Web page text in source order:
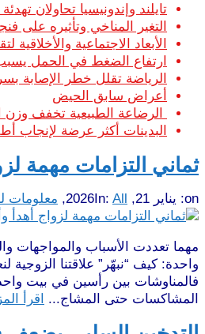
تايلند وإندونيسيا تحاولان
التغير المناخي وتأثيره على
الأبعاد الاجتماعية
ارتفاع الضغط في الحمل
الرياضة تقلل خطر الإصابة
أعراض سابق الحيض
الرضاعة الطبيعية تخفف وزن
البدينات أكثر عرضة لإنجاب
ثماني التزامات مهمة
on: يناير 21, 2026 In: All
, معلومات
مهما تعددت الأسباب والمواجهات
واحدة: كيف “نبهّر” علاقتنا الزوجية
فالمناوشات بين رأسين في بيت
المشاكسات حتى المشاج...
اقرأ